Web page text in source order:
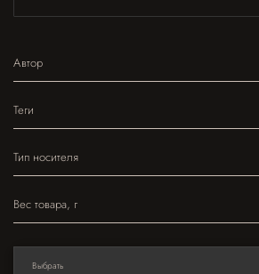
Автор
Теги
Тип носителя
Вес товара, г
Выбрать